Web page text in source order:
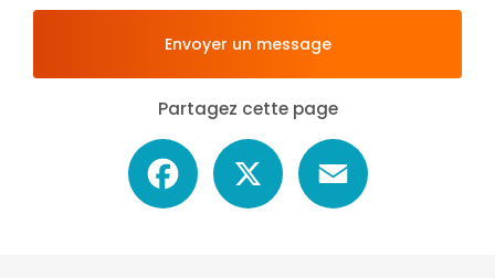
Envoyer un message
Partagez cette page
Facebook